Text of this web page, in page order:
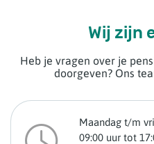
Wij zijn
Heb je vragen over je
doorgeven? Ons
Maandag t/m
09:00 uur tot